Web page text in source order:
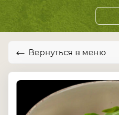
Вернуться в меню